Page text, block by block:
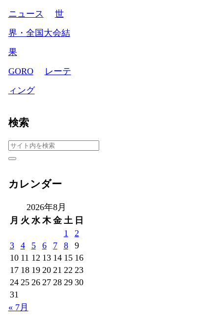
ニュース
世
界・全国大会結
果
GORO
レーテ
ィング
検索
カレンダー
2026年8月
月 火 水 木 金 土 日
1
2
3
4 5 6 7 8
9
10 11 12 13 14 15 16
17 18 19 20 21 22 23
24 25 26 27 28 29 30
31
« 7月